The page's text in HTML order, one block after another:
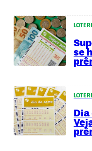
se
Dia